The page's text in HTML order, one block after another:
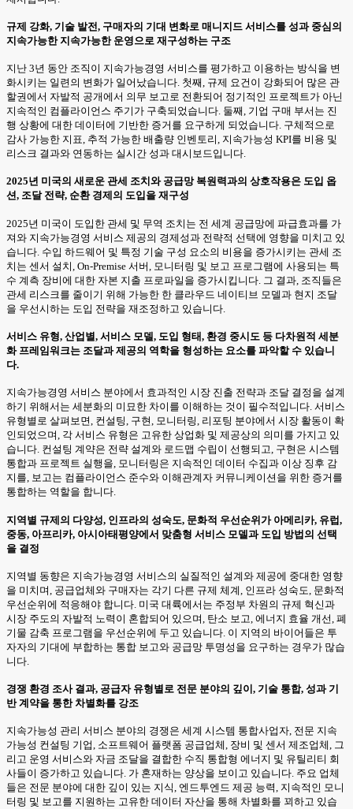
규제 강화, 기술 발전, 구매자의 기대 변화로 매니지드 서비스를 성과 중심의
지속가능한 지속가능한 운영으로 재구성하는 구조
지난 3년 동안 조직이 지속가능경영 서비스를 평가하고 이용하는 방식을 변
화시키는 일련의 변화가 일어났습니다. 첫째, 규제 요건이 강화되어 많은 관
할권에서 자발적 공개에서 의무 보고로 전환되어 정기적인 프로젝트가 아닌
지속적인 컴플라이언스 주기가 구축되었습니다. 둘째, 기업 구매 부서는 진
행 상황에 대한 데이터에 기반한 증거를 요구하게 되었습니다. 구체적으로
감사 가능한 지표, 추적 가능한 배출량 인벤토리, 지속가능성 KPI를 비용 및
리스크 결과와 연동하는 실시간 성과 대시보드입니다.
2025년 미국의 새로운 관세 조치와 공급망 복원력과의 상호작용은 도입 옵
션, 조달 전략, 순환 경제의 도입을 재구성
2025년 미국이 도입한 관세 및 무역 조치는 전 세계 공급망에 파급효과를 가
져와 지속가능경영 서비스 제공의 경제성과 전략적 선택에 영향을 미치고 있
습니다. 수입 하드웨어 및 특정 기술 구성 요소의 비용을 증가시키는 관세 조
치는 센서 설치, On-Premise 서버, 모니터링 및 보고 프로그램에 사용되는 특
수 계측 장비에 대한 자본 지출 프로파일을 증가시킵니다. 그 결과, 조직들은
관세 리스크를 줄이기 위해 가능한 한 클라우드 네이티브 모델과 현지 조달
을 우선시하는 도입 전략을 재조정하고 있습니다.
서비스 유형, 산업별, 서비스 모델, 도입 형태, 환경 중시도 등 다차원적 세분
화 프레임워크는 조달과 제공의 역학을 형성하는 요소를 파악할 수 있습니
다.
지속가능경영 서비스 분야에서 효과적인 시장 진출 전략과 조달 결정을 설계
하기 위해서는 세분화의 미묘한 차이를 이해하는 것이 필수적입니다. 서비스
유형별로 살펴보면, 컨설팅, 구현, 모니터링, 리포팅 분야에서 시장 활동이 확
인되었으며, 각 서비스 유형은 고유한 상업화 및 제공상의 의미를 가지고 있
습니다. 컨설팅 계약은 전략 설계와 로드맵 수립이 선행되고, 구현은 시스템
통합과 프로젝트 실행을, 모니터링은 지속적인 데이터 수집과 이상 징후 감
지를, 보고는 컴플라이언스 준수와 이해관계자 커뮤니케이션을 위한 증거를
통합하는 역할을 합니다.
지역별 규제의 다양성, 인프라의 성숙도, 문화적 우선순위가 아메리카, 유럽,
중동, 아프리카, 아시아태평양에서 맞춤형 서비스 모델과 도입 방법의 선택
을 결정
지역별 동향은 지속가능경영 서비스의 실질적인 설계와 제공에 중대한 영향
을 미치며, 공급업체와 구매자는 각기 다른 규제 체계, 인프라 성숙도, 문화적
우선순위에 적응해야 합니다. 미국 대륙에서는 주정부 차원의 규제 혁신과
시장 주도의 자발적 노력이 혼합되어 있으며, 탄소 보고, 에너지 효율 개선, 폐
기물 감축 프로그램을 우선순위에 두고 있습니다. 이 지역의 바이어들은 투
자자의 기대에 부합하는 통합 보고와 공급망 투명성을 요구하는 경우가 많습
니다.
경쟁 환경 조사 결과, 공급자 유형별로 전문 분야의 깊이, 기술 통합, 성과 기
반 계약을 통한 차별화를 강조
지속가능성 관리 서비스 분야의 경쟁은 세계 시스템 통합사업자, 전문 지속
가능성 컨설팅 기업, 소프트웨어 플랫폼 공급업체, 장비 및 센서 제조업체, 그
리고 운영 서비스와 자금 조달을 결합한 수직 통합형 에너지 및 유틸리티 회
사들이 증가하고 있습니다. 가 혼재하는 양상을 보이고 있습니다. 주요 업체
들은 전문 분야에 대한 깊이 있는 지식, 엔드투엔드 제공 능력, 지속적인 모니
터링 및 보고를 지원하는 고유한 데이터 자산을 통해 차별화를 꾀하고 있습